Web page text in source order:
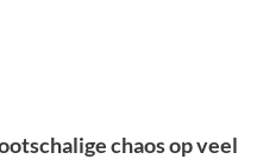
chaos op veel